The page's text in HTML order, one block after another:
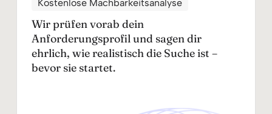
Kostenlose Machbarkeitsanalyse
Wir prüfen vorab dein
Anforderungsprofil und sagen dir
ehrlich, wie realistisch die Suche ist –
bevor sie startet.